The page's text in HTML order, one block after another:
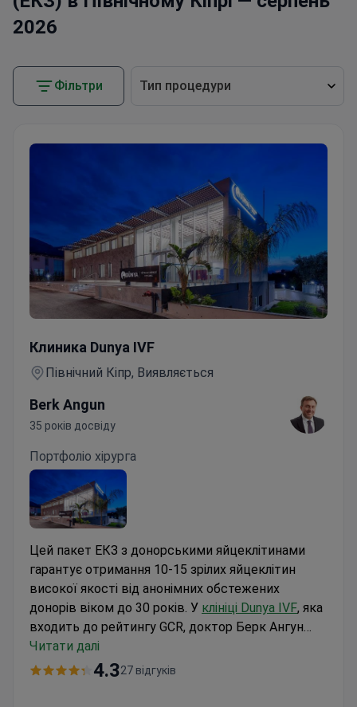
2026
Фільтри Тип процедури
Клиника Dunya IVF
Північний Кіпр, Виявляється
Berk Angun
35 років досвіду
Портфоліо хірурга
Цей пакет ЕКЗ з донорськими яйцеклітинами
гарантує отримання 10-15 зрілих яйцеклітин
високої якості від анонімних обстежених
донорів віком до 30 років. У клініці Dunya IVF, яка
входить до рейтингу GCR, доктор Берк Ангун
використовує інкубатор Embryoscope+ для
моніторингу ембріонів та метод IMSI для відбору
Читати далі
4.327 відгуків